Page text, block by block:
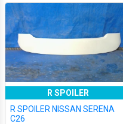
R SPOILER
R SPOILER NISSAN SERENA
C26